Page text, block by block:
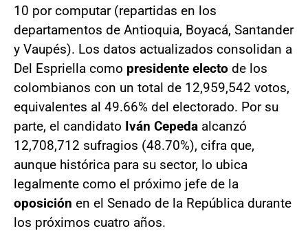
10 por computar (repartidas en los
departamentos de Antioquia, Boyacá, Santander
y Vaupés). Los datos actualizados consolidan a
Del Espriella como presidente electo de los
colombianos con un total de 12,959,542 votos,
equivalentes al 49.66% del electorado. Por su
parte, el candidato Iván Cepeda alcanzó
12,708,712 sufragios (48.70%), cifra que,
aunque histórica para su sector, lo ubica
legalmente como el próximo jefe de la
oposición en el Senado de la República durante
los próximos cuatro años.